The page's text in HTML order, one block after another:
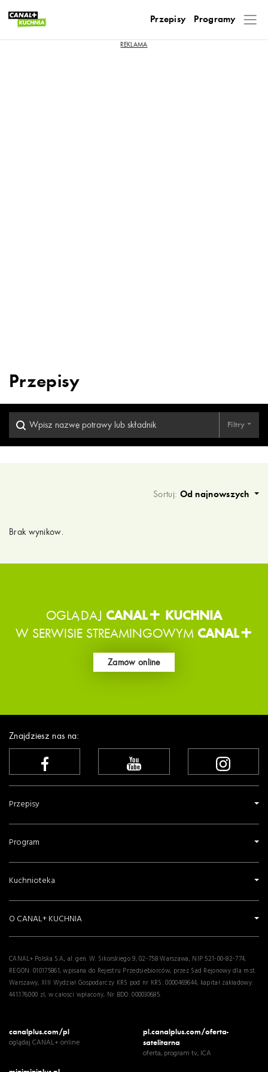
Przepisy Programy
Przepisy
Filtry
Sortuj: Od najnowszych
Wyniki wyszukiwania
Brak wyników.
OGLĄDAJ CANAL+ KUCHNIA
W SERWISIE STREAMINGOWYM CANAL+
Zamów online
Znajdziesz nas na:
Przepisy
Program
Kuchnioteka
O CANAL+ KUCHNIA
CANAL+ Polska S.A., al. gen. W. Sikorskiego 9, 02-758 Warszawa, NIP 521-00-82-774,
REGON: 010175861, wpisana do Rejestru Przedsiebiorców, przez Sad Rejonowy dla m.st.
Warszawy, XIII Wydział Gospodarczy KRS pod nr KRS: 0000469644, kapitał zakładowy:
441.176.000 zł, w całosci wpłacony, Nr BDO: 000030685.
canalplus.com/pl
oglądaj CANAL+ online
pl.canalplus.com/oferta-
satelitarna
oferta, program tv, ICA